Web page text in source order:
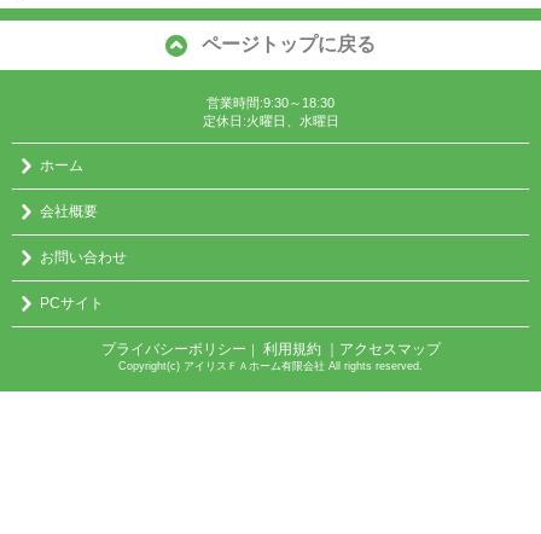
ページトップに戻る
営業時間:9:30～18:30
定休日:火曜日、水曜日
ホーム
会社概要
お問い合わせ
PCサイト
プライバシーポリシー ｜ 利用規約 ｜アクセスマップ
Copyright(c) アイリスＦＡホーム有限会社 All rights reserved.